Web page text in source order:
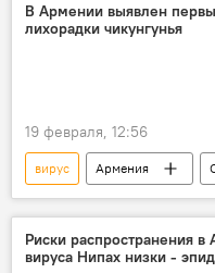
В Армении выявлен
лихорадки чикунгунья
19 февраля, 12:56
вирус Армения
Новости Армения
Риски распространения
вируса Нипах низки -